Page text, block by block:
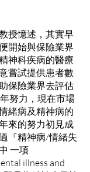
授憶述，其實早
開始與保險業界
神科疾病的醫療
嘗試提供患者數
保險業界去評估
努力，現在市場
緒病及精神病的
來的努力初見成
『精神病/情緒失
一項
illness and